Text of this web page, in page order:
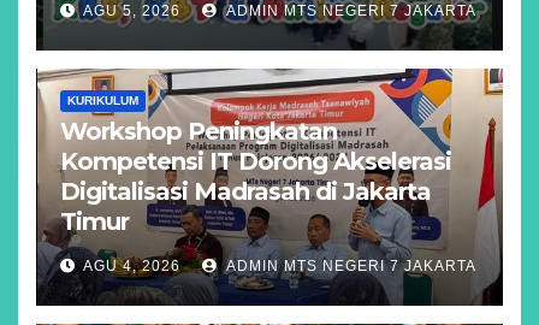
AGU 5, 2026 ADMIN MTS NEGERI 7 JAKARTA
KURIKULUM
Workshop Peningkatan
Kompetensi IT Dorong Akselerasi
Digitalisasi Madrasah di Jakarta
Timur
AGU 4, 2026 ADMIN MTS NEGERI 7 JAKARTA